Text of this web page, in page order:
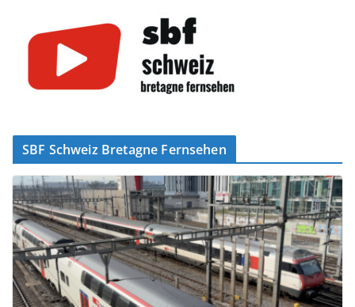
SBF Schweiz Bretagne Fernsehen